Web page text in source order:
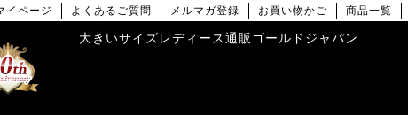
イページ よくあるご質問 メルマガ登録 お買い物かご 商品一覧
大きいサイズレディース通販ゴールドジャパン